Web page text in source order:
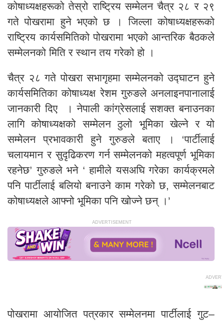
कोषाध्यक्षहरूको तेस्रो राष्ट्रिय सम्मेलन चैत्र २८ र २९
गते पोखरामा हुने भएको छ । जिल्ला कोषाध्यक्षहरूको
राष्ट्रिय कार्यसमितिको पोखरामा भएको आन्तरिक बैठकले
सम्मेलनको मिति र स्थान तय गरेको हो ।
चैत्र २८ गते पोखरा सभागृहमा सम्मेलनको उद्घाटन हुने
कार्यसमितिका कोषाध्यक्ष रेशम गुरुङले अनलाइनपानालाई
जानकारी दिए । नेपाली कांग्रेसलाई सशक्त बनाउनका
लागि कोषाध्यक्षको सम्मेलन ठुलो भूमिका खेल्ने र यो
सम्मेलन प्रभावकारी हुने गुरुङले बताए । ‘पार्टीलाई
चलायमान र सुदृढिकरण गर्न सम्मेलनको महत्वपूर्ण भूमिका
रहनेछ’ गुरुङले भने ‘ हामीले यसअघि गरेका कार्यक्रमले
पनि पार्टीलाई बलियो बनाउने काम गरेको छ, सम्मेलनबाट
कोषाध्यक्षले आफ्नो भूमिका पनि खोज्ने छन् ।’
पोखरामा आयोजित पत्रकार सम्मेलनमा पार्टीलाई गुट–